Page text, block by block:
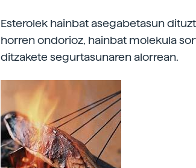
Esterolek hainbat asegabetasun
horren ondorioz, hainbat molekula
ditzakete segurtasunaren alorrean.